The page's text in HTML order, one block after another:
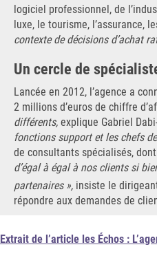
logiciel professionnel, de
luxe, le tourisme, l’assurance,
contexte de décisions d’achat
Un cercle de
Lancée en 2012, l’agence a
2 millions d’euros de chiffre
différents, explique Gabriel
fonctions support et les chefs
de consultants spécialisés,
d’égal à égal à nos clients si
partenaires », insiste le
répondre aux demandes de
Extrait de l’article les Échos :